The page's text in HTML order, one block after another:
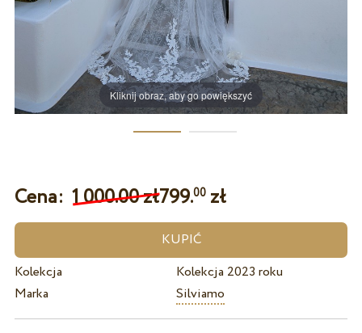
Kliknij obraz, aby go powiększyć
Cena: 1 000.00 zł799.00zł
Kolekcja
Kolekcja 2023 roku
Marka
Silviamo